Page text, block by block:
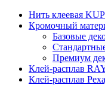
Нить клеевая
Кромочный
Базовые
Премиум
Клей-расплав
Клей-расплав